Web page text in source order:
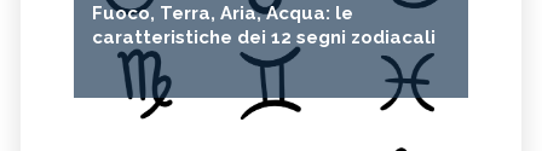
Fuoco, Terra, Aria, Acqua: le
caratteristiche dei 12 segni zodiacali